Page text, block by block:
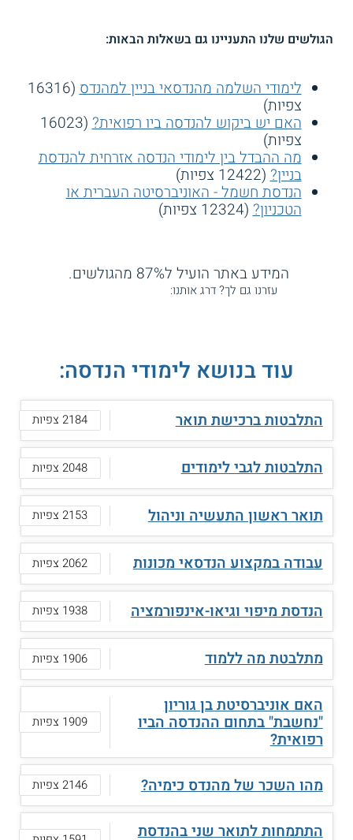
הגולשים שלנו התעניינו גם בשאלות הבאות:
לימודי השלמה מהנדסאי בניין למהנדס (16316
צפיות)
האם יש ביקוש להנדסה ביו רפואית? (16023
צפיות)
מה ההבדל בין לימודי הנדסה אזרחית להנדסת
בניין?(12422 צפיות)
הנדסת חשמל - האוניברסיטה העברית או
הטכניון?(12324 צפיות)
המידע באתר הועיל ל87% מהגולשים.
עזרנו גם לך? דרג אותנו:
עוד בנושא לימודי הנדסה:
התלבטות ברכישת תואר 2184 צפיות
התלבטות לגבי לימודים 2048 צפיות
תואר ראשון התעשיה וניהול 2153 צפיות
עבודה במקצוע הנדסאי מכונות 2062 צפיות
הנדסת מיפוי וגיאו-אינפורמציה 1938 צפיות
מתלבטת מה ללמוד 1906 צפיות
האם אוניברסיטת בן גוריון
"נחשבת" בתחום ההנדסה הביו
רפואית?
1909 צפיות
מהו השכר של מהנדס כימיה? 2146 צפיות
התתמחות לתואר שני בהנדסת